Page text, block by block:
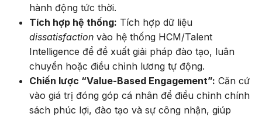
hành động tức thời.
Tích hợp hệ thống: Tích hợp dữ liệu
dissatisfaction vào hệ thống HCM/Talent
Intelligence để đề xuất giải pháp đào tạo, luân
chuyển hoặc điều chỉnh lương tự động.
Chiến lược “Value-Based Engagement”: Căn cứ
vào giá trị đóng góp cá nhân để điều chỉnh chính
sách phúc lợi, đào tạo và sự công nhận, giúp